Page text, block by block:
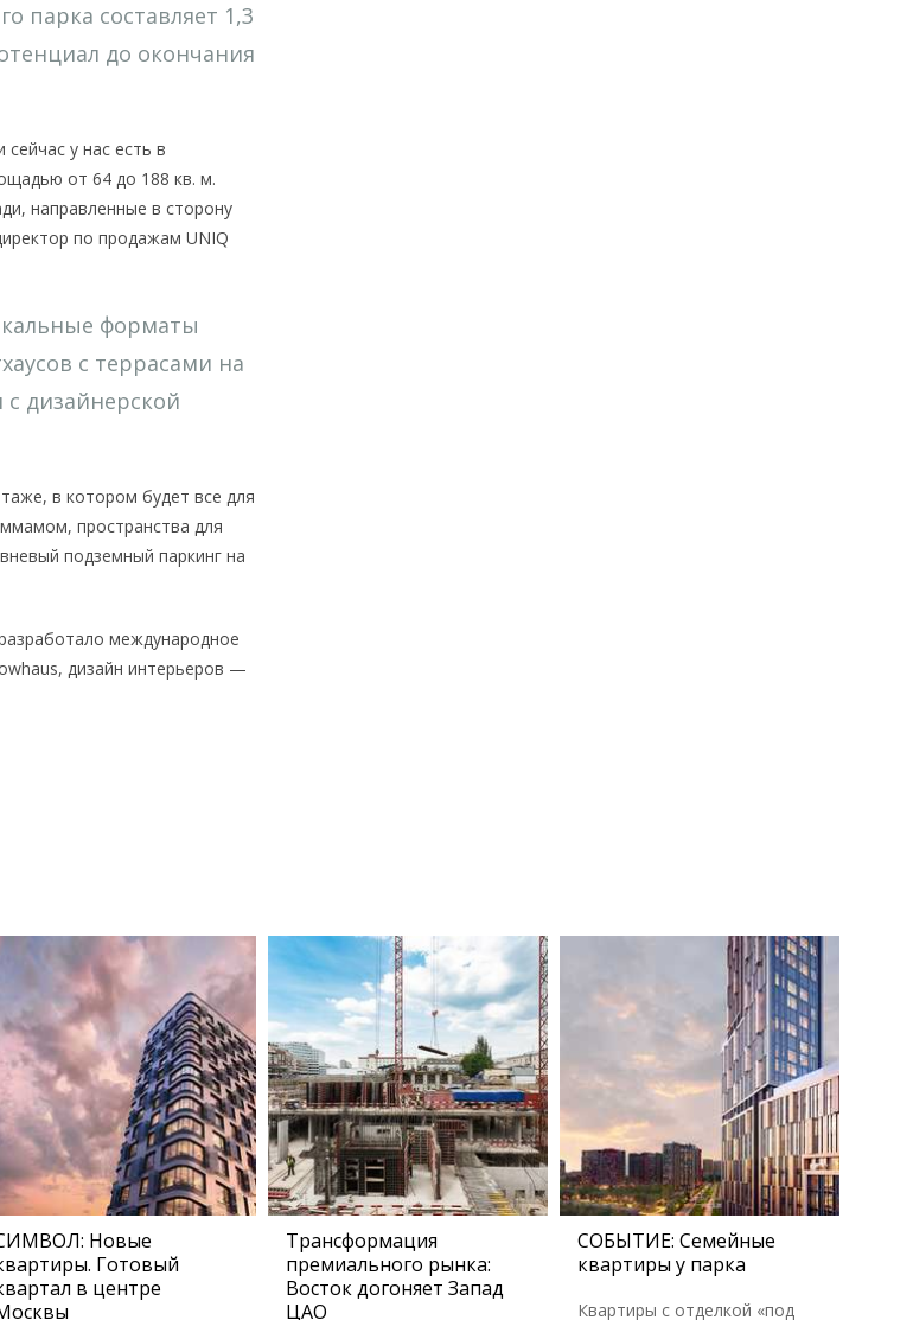
парка составляет 1,3
до окончания
у нас есть в
от 64 до 188 кв. м.
направленные в сторону
по продажам UNIQ
форматы
с террасами на
дизайнерской
в котором будет все для
пространства для
подземный паркинг на
международное
дизайн интерьеров —
Новые
Готовый
в центре
Трансформация
премиального рынка:
Восток догоняет Запад
ЦАО
СОБЫТИЕ: Семейные
квартиры у парка
Квартиры с отделкой «под